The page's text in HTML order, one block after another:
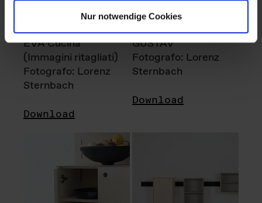
Nur notwendige Cookies
EVA Cucina
(Immagini ritagliati)
Fotografo: Lorenz
Sternbach
Download
GUSTAV
Fotografo: Lorenz
Sternbach
Download